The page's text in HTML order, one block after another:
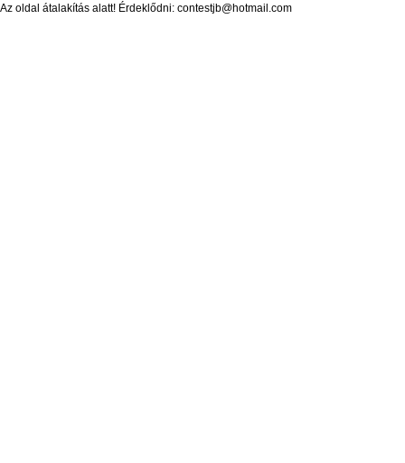
Az oldal átalakítás alatt! Érdeklődni: contestjb@hotmail.com